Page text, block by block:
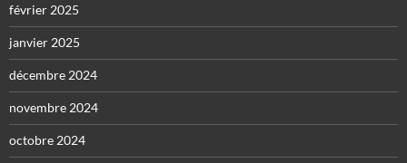
février 2025
janvier 2025
décembre 2024
novembre 2024
octobre 2024